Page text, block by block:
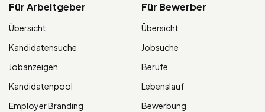
Für Arbeitgeber
Übersicht
Kandidatensuche
Jobanzeigen
Kandidatenpool
Employer Branding
Für Bewerber
Übersicht
Jobsuche
Berufe
Lebenslauf
Bewerbung